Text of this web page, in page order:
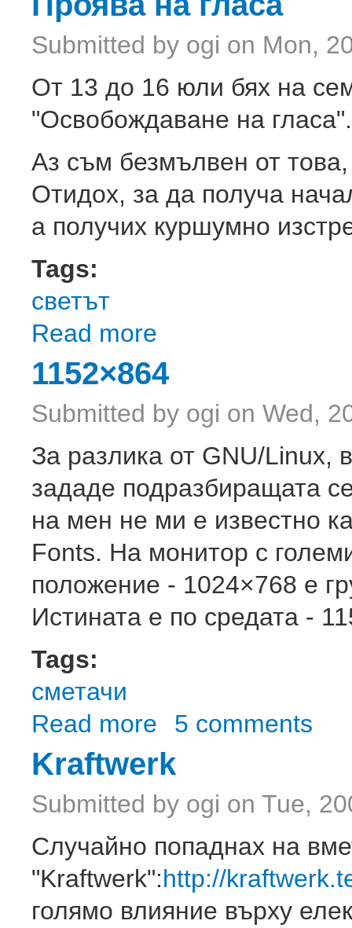
Submitted by ogi on Mon,
От 13 до 16 юли бях на
"Освобождаване на гласа".
Аз съм безмълвен от
Отидох, за да получа
а получих куршумно
Tags:
светът
Read more
1152×864
Submitted by ogi on Wed,
За разлика от GNU/Linux,
зададе подразбиращата
на мен не ми е известно
Fonts. На монитор с
положение - 1024×768 е
Истината е по средата -
Tags:
сметачи
Read more about 1152×864
5 comments
Kraftwerk
Submitted by ogi on Tue,
Случайно попаднах на
"Kraftwerk":http://
голямо влияние върху